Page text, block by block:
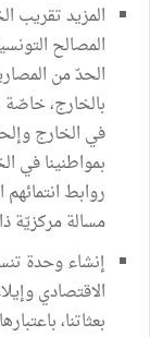
المزيد تقريب
المصالح
الحدّ من
بالخارج، خاصّة
في الخارج
بمواطنينا في
روابط
مسالة مركزيّة
إنشاء وحدة
الاقتصادي
بعثاتنا،